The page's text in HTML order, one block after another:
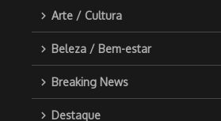
Arte / Cultura
Beleza / Bem-estar
Breaking News
Destaque